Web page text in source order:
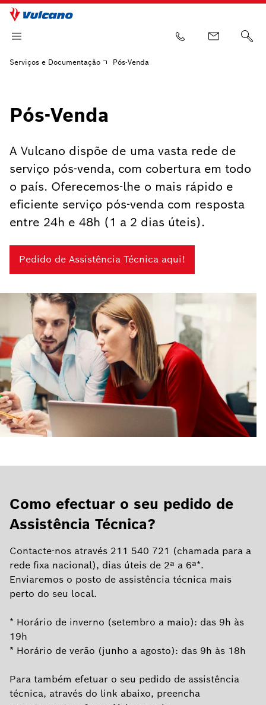
Serviços e Documentação Pós-Venda
Pós-Venda
A Vulcano dispõe de uma vasta rede de
serviço pós-venda, com cobertura em todo
o país. Oferecemos-lhe o mais rápido e
eficiente serviço pós-venda com resposta
entre 24h e 48h (1 a 2 dias úteis).
Pedido de Assistência Técnica aqui!
Como efectuar o seu pedido de
Assistência Técnica?
Contacte-nos através 211 540 721 (chamada para a
rede fixa nacional), dias úteis de 2ª a 6ª*.
Enviaremos o posto de assistência técnica mais
perto do seu local.
* Horário de inverno (setembro a maio): das 9h às
19h
* Horário de verão (junho a agosto): das 9h às 18h
Para também efetuar o seu pedido de assistência
técnica, através do link abaixo, preencha